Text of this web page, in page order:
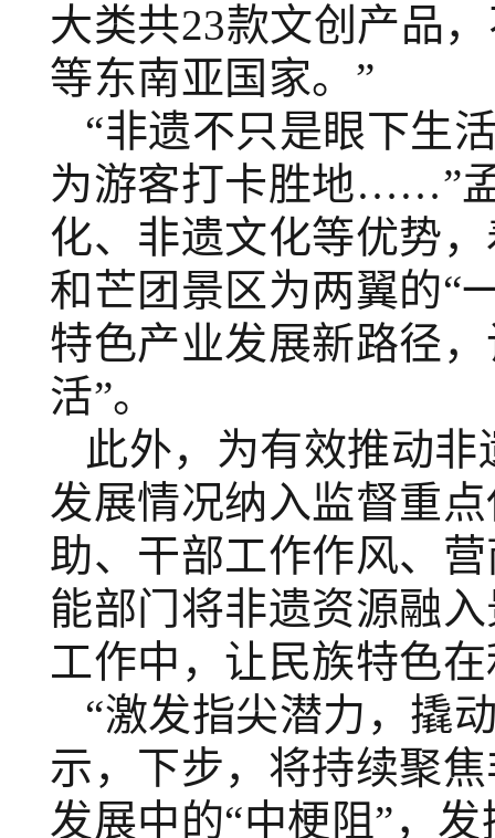
大类共23款文创产品
等东南亚国家。”
“非遗不只是眼下生
为游客打卡胜地……”
化、非遗文化等优势
和芒团景区为两翼的“
特色产业发展新路径
活”。
此外，为有效推动
发展情况纳入监督重
助、干部工作作风、
能部门将非遗资源融
工作中，让民族特色
“激发指尖潜力，撬
示，下步，将持续聚
发展中的“中梗阻”，